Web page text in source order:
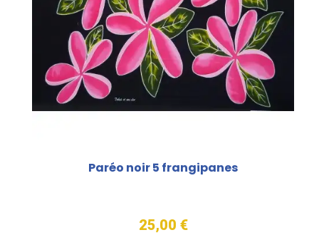
Paréo noir 5 frangipanes
25,00 €